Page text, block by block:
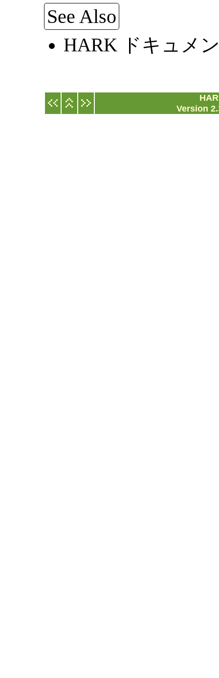
See Also
HARK ドキュメ
Version